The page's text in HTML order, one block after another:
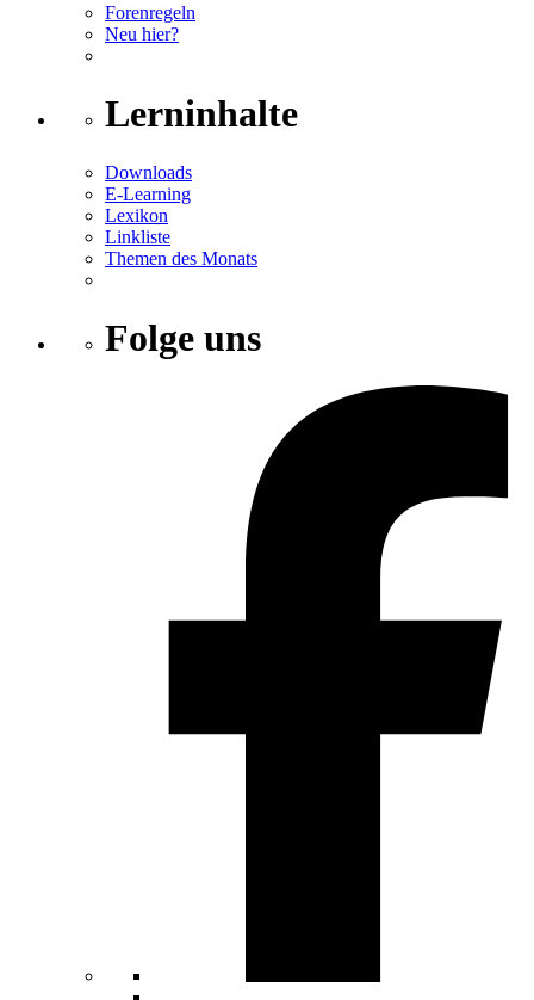
Forenregeln
Neu hier?
Lerninhalte
Downloads
E-Learning
Lexikon
Linkliste
Themen des Monats
Folge uns